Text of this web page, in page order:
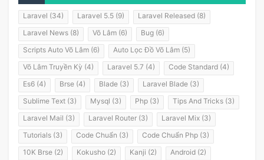
Laravel (34) Laravel 5.5 (9)
Laravel Released (8)
Laravel News (8)
Võ Lâm (6)
Bug (6)
Scripts Auto Võ Lâm (6)
Auto Lọc Đồ Võ Lâm (5)
Võ Lâm Truyền Kỳ (4)
Laravel 5.7 (4)
Code Standard (4)
Es6 (4)
Brse (4) Blade (3)
Laravel Blade (3)
Sublime Text (3)
Mysql (3) Php (3)
Tips And Tricks (3)
Laravel Mail (3)
Laravel Router (3)
Laravel Mix (3)
Tutorials (3)
Code Chuẩn (3)
Code Chuẩn Php (3)
10K Brse (2)
Kokusho (2) Kanji (2)
Android (2)